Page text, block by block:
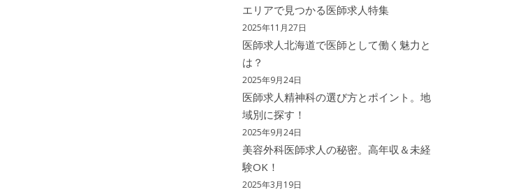
エリアで見つかる医師求人特集
2025年11月27日
医師求人北海道で医師として働く魅力と
は？
2025年9月24日
医師求人精神科の選び方とポイント。地
域別に探す！
2025年9月24日
美容外科医師求人の秘密。高年収＆未経
験OK！
2025年3月19日